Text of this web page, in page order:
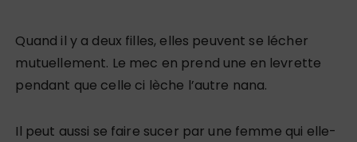
Quand il y a deux filles, elles peuvent se lécher
mutuellement. Le mec en prend une en levrette
pendant que celle ci lèche l’autre nana.
Il peut aussi se faire sucer par une femme qui elle-